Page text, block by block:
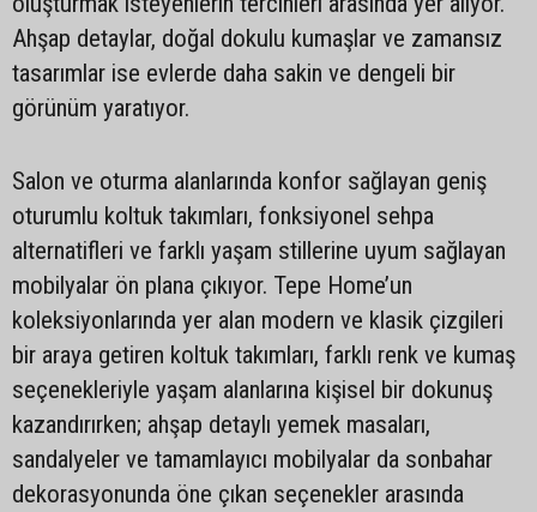
Ahşap detaylar, doğal dokulu kumaşlar ve zamansız
tasarımlar ise evlerde daha sakin ve dengeli bir
görünüm yaratıyor.
Salon ve oturma alanlarında konfor sağlayan geniş
oturumlu koltuk takımları, fonksiyonel sehpa
alternatifleri ve farklı yaşam stillerine uyum sağlayan
mobilyalar ön plana çıkıyor. Tepe Home’un
koleksiyonlarında yer alan modern ve klasik çizgileri
bir araya getiren koltuk takımları, farklı renk ve kumaş
seçenekleriyle yaşam alanlarına kişisel bir dokunuş
kazandırırken; ahşap detaylı yemek masaları,
sandalyeler ve tamamlayıcı mobilyalar da sonbahar
dekorasyonunda öne çıkan seçenekler arasında